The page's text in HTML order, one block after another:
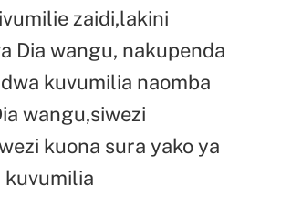
zaidi,lakini
Dia wangu, nakupenda
kuvumilia naomba
wangu,siwezi
kuona sura yako ya
kuvumilia